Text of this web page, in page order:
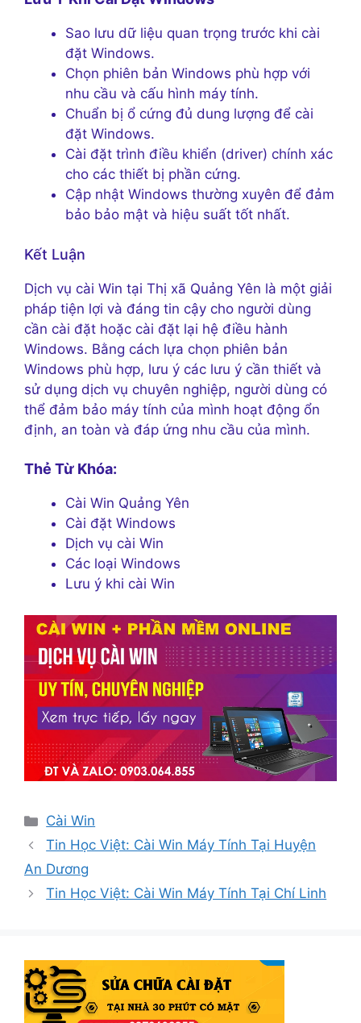
Sao lưu dữ liệu quan trọng trước khi cài
đặt Windows.
Chọn phiên bản Windows phù hợp với
nhu cầu và cấu hình máy tính.
Chuẩn bị ổ cứng đủ dung lượng để cài
đặt Windows.
Cài đặt trình điều khiển (driver) chính xác
cho các thiết bị phần cứng.
Cập nhật Windows thường xuyên để đảm
bảo bảo mật và hiệu suất tốt nhất.
Kết Luận
Dịch vụ cài Win tại Thị xã Quảng Yên là một giải
pháp tiện lợi và đáng tin cậy cho người dùng
cần cài đặt hoặc cài đặt lại hệ điều hành
Windows. Bằng cách lựa chọn phiên bản
Windows phù hợp, lưu ý các lưu ý cần thiết và
sử dụng dịch vụ chuyên nghiệp, người dùng có
thể đảm bảo máy tính của mình hoạt động ổn
định, an toàn và đáp ứng nhu cầu của mình.
Thẻ Từ Khóa:
Cài Win Quảng Yên
Cài đặt Windows
Dịch vụ cài Win
Các loại Windows
Lưu ý khi cài Win
Danh
mục
Cài Win
Tin Học Việt: Cài Win Máy Tính Tại Huyện
An Dương
Tin Học Việt: Cài Win Máy Tính Tại Chí Linh